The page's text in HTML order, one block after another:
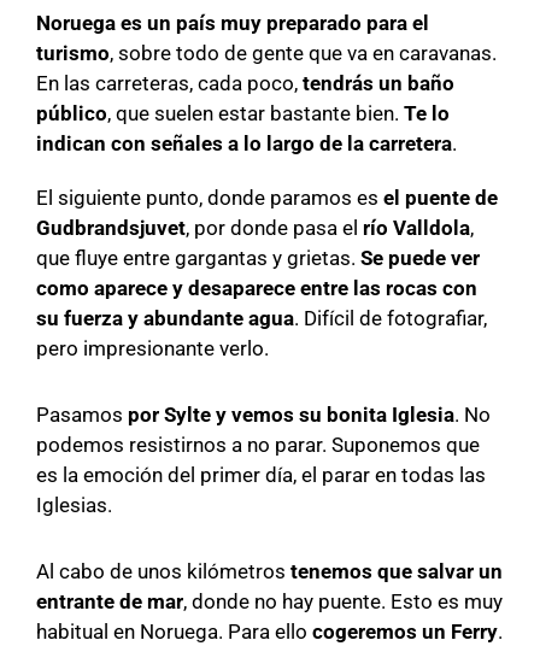
Noruega es un país muy preparado para el
turismo, sobre todo de gente que va en caravanas.
En las carreteras, cada poco, tendrás un baño
público, que suelen estar bastante bien. Te lo
indican con señales a lo largo de la carretera.
El siguiente punto, donde paramos es el puente de
Gudbrandsjuvet, por donde pasa el río Valldola,
que fluye entre gargantas y grietas. Se puede ver
como aparece y desaparece entre las rocas con
su fuerza y abundante agua. Difícil de fotografiar,
pero impresionante verlo.
Pasamos por Sylte y vemos su bonita Iglesia. No
podemos resistirnos a no parar. Suponemos que
es la emoción del primer día, el parar en todas las
Iglesias.
Al cabo de unos kilómetros tenemos que salvar un
entrante de mar, donde no hay puente. Esto es muy
habitual en Noruega. Para ello cogeremos un Ferry.